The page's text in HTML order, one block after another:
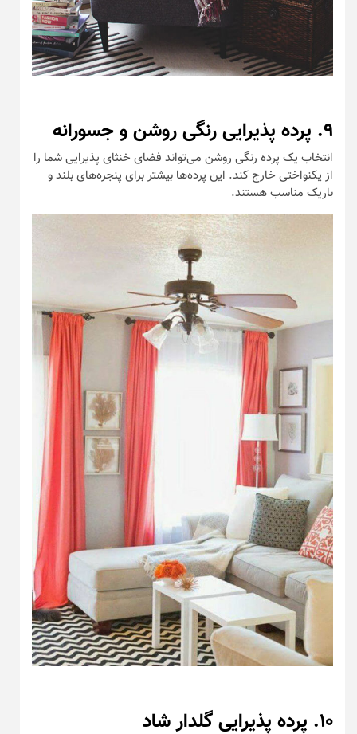
۹. پرده پذیرایی رنگی روشن و جسورانه
انتخاب یک پرده‌ رنگی روشن می‌تواند فضای خنثای پذیرایی شما را
از یکنواختی خارج کند. این پرده‌ها بیشتر برای پنجره‌های بلند و
باریک مناسب هستند.
۱۰. پرده پذیرایی گلدار شاد